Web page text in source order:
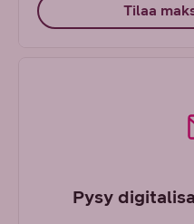
Tilaa
Pysy